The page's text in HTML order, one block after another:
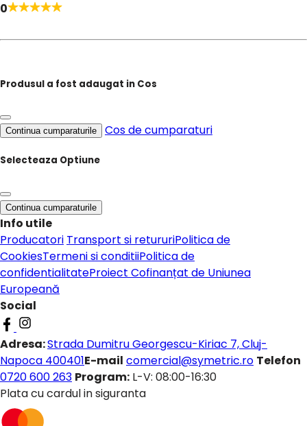
0
Produsul a fost adaugat in Cos
Continua cumparaturile Cos de cumparaturi
Selecteaza Optiune
Continua cumparaturile
Info utile
Producatori Transport si retururiPolitica de
CookiesTermeni si conditiiPolitica de
confidentialitateProiect Cofinanțat de Uniunea
Europeană
Social
Adresa:Strada Dumitru Georgescu-Kiriac 7, Cluj-
Napoca 400401E-mail comercial@symetric.ro Telefon
0720 600 263 Program: L-V: 08:00-16:30
Plata cu cardul in siguranta